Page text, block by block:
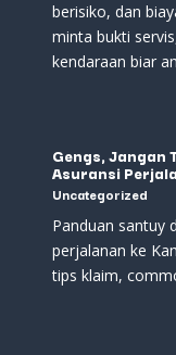
berisiko, dan
minta bukti
kendaraan biar
Gengs, Jangan
Asuransi
Uncategorized
Panduan santuy
perjalanan ke
tips klaim,